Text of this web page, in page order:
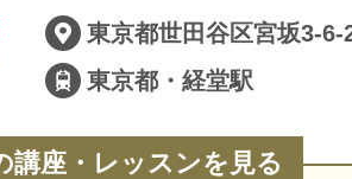
東京都世田谷区宮坂3-6-
東京都・経堂駅
講座・レッスンを見る